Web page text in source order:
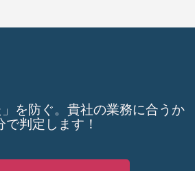
を防ぐ。貴社の業務に合うか
で判定します！